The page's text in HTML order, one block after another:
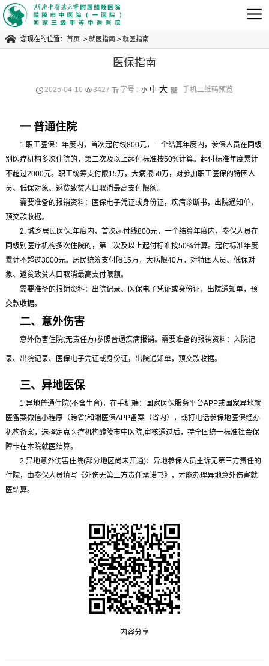
预约电话
0731-23245120
您现在的位置： 首页> 就医指南> 就医指南
医保指南
2025-04-10 3427 字号 : 小 中 大 手机二维码预览
一 普通住院
1.职工医保：年度内，首次起付线800元，一个结算年度内，参保人员在同级
别医疗机构多次住院的，第二次及以上起付标准按50%计算。起付标准年度累计
不超过2000元。职工统筹支付限15万，大病限50万，对参加职工医保的特困人
员、低保对象、返贫致贫人口取消最高支付限额。
需要准备的报销资料：医保电子凭证或身份证，疾病诊断书，出院通知单，
预交款收据。
2. 城乡居民医保:年度内，首次起付线800元，一个结算年度内，参保人员在
同级别医疗机构多次住院的，第二次及以上起付标准按50%计算。起付标准年度
累计不超过3000元。居民统筹支付限15万，大病限40万，对特困人员、低保对
象、返贫致贫人口取消最高支付限额。
需要准备的报销资料：出院记录、医保电子凭证或身份证，出院通知单，预
交款收据。
二、意外伤害
意外伤害住院(无责任方)参照普通疾病报销。需要准备的报销资料：入院记
录、出院记录、医保电子凭证或身份证，出院通知单，预交款收据。
三、异地医保
1.异地普通住院(不含生育)，在手机端：国家医保服务平台APP或国家异地就
医备案微信小程序（跨省)和湘医保APP备案（省内），或打电话参保地医保经办
机构备案，选择定点医疗机构醴陵市中医院,审核通过后，持全国统一标准社会保
障卡在本院就医结算。
2.异地意外伤害住院(部分地区尚未开通)：异地参保人员主诉无第三方责任的
住院，由参保人员填写《外伤无第三方责任承诺书》，才能办理异地意外伤害就
医结算。
内容分享